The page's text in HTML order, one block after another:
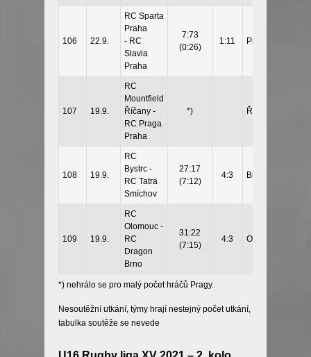
106 22.9.
RC Sparta
Praha
- RC
Slavia
Praha
7:73
(0:26)
1:11 Praha
107 19.9.
RC
Mountfield
Říčany -
RC Praga
Praha
*) Říčany
108 19.9.
RC
Bystrc -
RC Tatra
Smíchov
27:17
(7:12)
4:3 Brno
109 19.9.
RC
Olomouc -
RC
Dragon
Brno
31:22
(7:15)
4:3 Olomouc
*) nehrálo se pro malý počet hráčů Pragy.
Nesoutěžní utkání, týmy hrají nestejný počet utkání,
tabulka soutěže se nevede